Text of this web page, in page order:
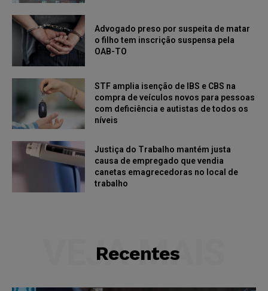
Advogado preso por suspeita de matar
o filho tem inscrição suspensa pela
OAB-TO
STF amplia isenção de IBS e CBS na
compra de veículos novos para pessoas
com deficiência e autistas de todos os
níveis
Justiça do Trabalho mantém justa
causa de empregado que vendia
canetas emagrecedoras no local de
trabalho
Recentes
VEJA MAIS